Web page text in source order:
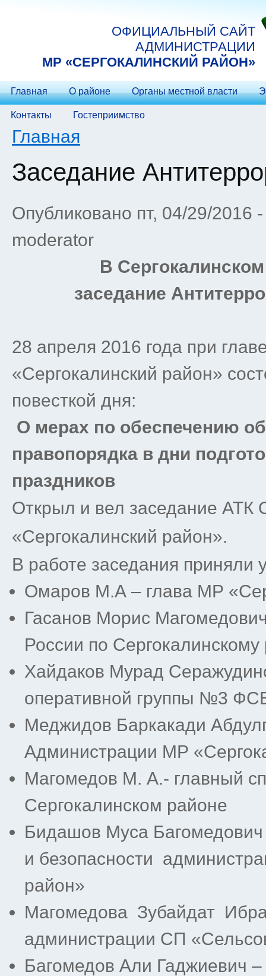
ОФИЦИАЛЬНЫЙ САЙТ
АДМИНИСТРАЦИИ
МP «СЕРГОКАЛИНСКИЙ РАЙОН»
Главная О районе Органы местной власти
Контакты Гостеприимство
Вы здесь
Главная
Заседание
Опубликовано пт, 04/29/2016
moderator
В
заседание
28 апреля 2016 года при
«Сергокалинский район»
повесткой дня:
О мерах по обеспечению
правопорядка в дни
праздников
Открыл и вел заседание
«Сергокалинский район».
В работе заседания приняли
Омаров М.А – глава МР
Гасанов Морис
России по Сергокалинскому
Хайдаков Мурад
оперативной группы №3
Меджидов Баркакади
Администрации МР
Магомедов М. А.- главный
Сергокалинском районе
Бидашов Муса
и безопасности
район»
Магомедова Зубайдат
администрации СП
Багомедов Али Гаджиевич